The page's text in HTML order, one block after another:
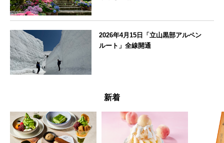
2026年4月15日「立山黒部アルペン
ルート」全線開通
新着